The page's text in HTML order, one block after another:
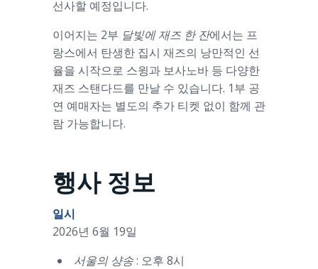
선사할 예정입니다.
이어지는 2부 달빛에 재즈 한 잔에서는 프
랑스에서 탄생한 집시 재즈의 낭만적인 선
율을 시작으로 스윙과 보사노바 등 다양한
재즈 스탠다드를 만날 수 있습니다. 1부 공
연 예매자는 별도의 추가 티켓 없이 함께 관
람 가능합니다.
행사 정보
일시
2026년 6월 19일
서울의 샹송: 오후 8시